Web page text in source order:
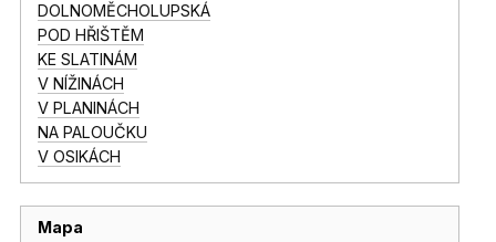
DOLNOMĚCHOLUPSKÁ
POD HŘIŠTĚM
KE SLATINÁM
V NÍŽINÁCH
V PLANINÁCH
NA PALOUČKU
V OSIKÁCH
Mapa